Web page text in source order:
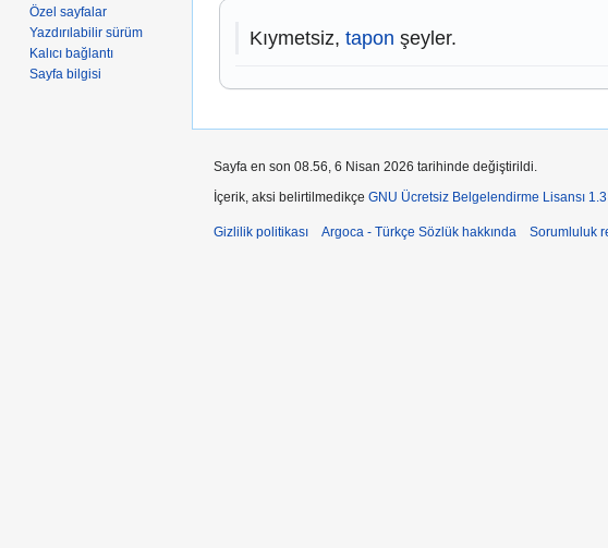
Kıymetsiz, tapon şeyler.
Özel sayfalar
Yazdırılabilir sürüm
Kalıcı bağlantı
Sayfa bilgisi
Sayfa en son 08.56, 6 Nisan 2026 tarihinde değiştirildi.
İçerik, aksi belirtilmedikçe GNU Ücretsiz Belgelendirme Lisansı
Gizlilik politikası Argoca - Türkçe Sözlük hakkında Sorumluluk